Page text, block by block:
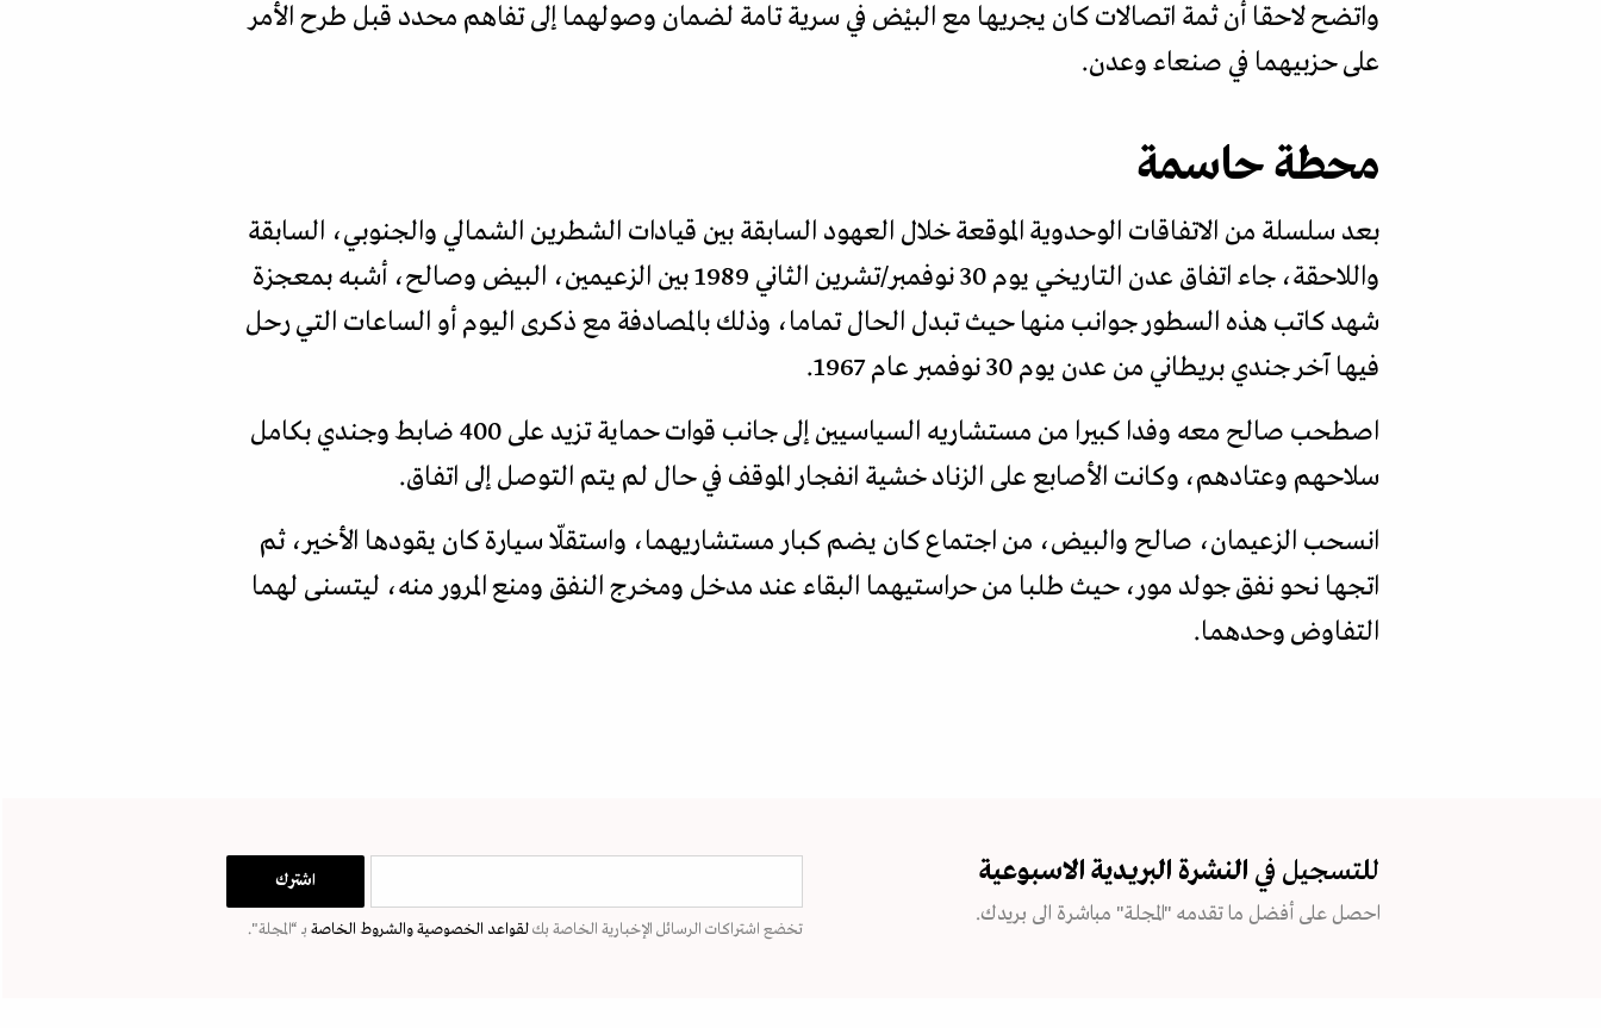
واتضح لاحقا أن ثمة اتصالات كان يجريها مع البيْض في سرية تامة لضمان وصولهما إلى تفاهم محدد قبل طرح الأمر
على حزبيهما في صنعاء وعدن.
محطة حاسمة
بعد سلسلة من الاتفاقات الوحدوية الموقعة خلال العهود السابقة بين قيادات الشطرين الشمالي والجنوبي، السابقة
واللاحقة، جاء اتفاق عدن التاريخي يوم 30 نوفمبر/تشرين الثاني 1989 بين الزعيمين، البيض وصالح، أشبه بمعجزة
شهد كاتب هذه السطور جوانب منها حيث تبدل الحال تماما، وذلك بالمصادفة مع ذكرى اليوم أو الساعات التي رحل
فيها آخر جندي بريطاني من عدن يوم 30 نوفمبر عام 1967.
اصطحب صالح معه وفدا كبيرا من مستشاريه السياسيين إلى جانب قوات حماية تزيد على 400 ضابط وجندي بكامل
سلاحهم وعتادهم، وكانت الأصابع على الزناد خشية انفجار الموقف في حال لم يتم التوصل إلى اتفاق.
انسحب الزعيمان، صالح والبيض، من اجتماع كان يضم كبار مستشاريهما، واستقلّا سيارة كان يقودها الأخير، ثم
اتجها نحو نفق جولد مور، حيث طلبا من حراستيهما البقاء عند مدخل ومخرج النفق ومنع المرور منه، ليتسنى لهما
التفاوض وحدهما.
للتسجيل في النشرة البريدية الاسبوعية
احصل على أفضل ما تقدمه "المجلة" مباشرة الى بريدك.
تخضع اشتراكات الرسائل الإخبارية الخاصة بكلقواعد الخصوصيةوالشروط الخاصة بـ “المجلة".